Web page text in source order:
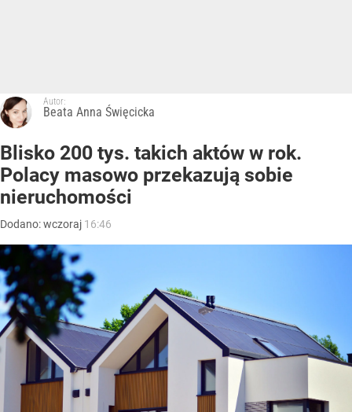
Autor:
Beata Anna Święcicka
Blisko 200 tys. takich aktów w rok.
Polacy masowo przekazują sobie
nieruchomości
Dodano:wczoraj 16:46